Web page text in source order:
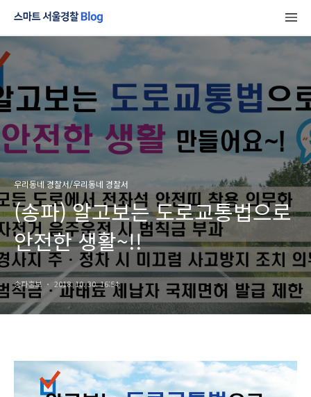
우리동네 경찰서/우리동네 경찰서
(송파) 알고보는 도로교통법으로
안전한 생활~!!
송파홍보 2018. 10. 30. 16:54